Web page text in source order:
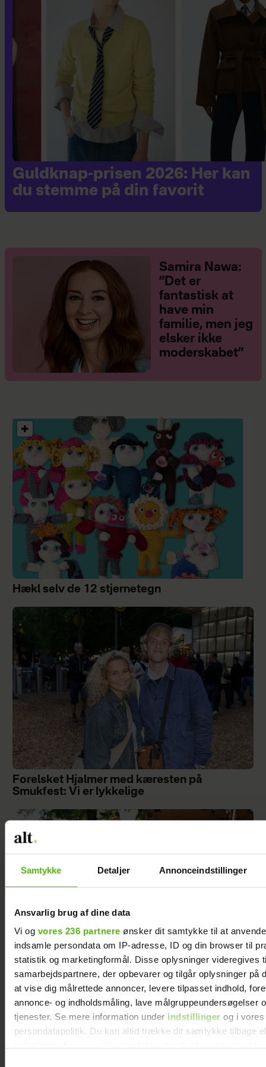
Samtykke Detaljer Annonceindstillinger
Ansvarlig brug af dine data
Vi og vores 236 partnere ønsker dit samtykke til at
indsamle persondata om IP-adresse, ID og din browser til
statistik og marketingformål. Disse oplysninger videregives
samarbejdspartnere, der opbevarer og tilgår oplysninger på
at vise dig målrettede annoncer, levere tilpasset indhold,
annonce- og indholdsmåling, lave målgruppeundersøgelser
tjenester. Se mere information under indstillinger og i vores
persondatapolitik. Du kan altid trække dit samtykke tilbage
Guldknap-prisen 2026: Her kan
du stemme på din favorit
Samira Nawa:
”Det er
fantastisk at
have min
familie, men jeg
elsker ikke
moderskabet”
Hækl selv de 12 stjernetegn
Forelsket Hjalmer med kæresten på
Smukfest: Vi er lykkelige
Peter Qvortrup Geisling røber
fremtidsplaner: Håber at få det igennem